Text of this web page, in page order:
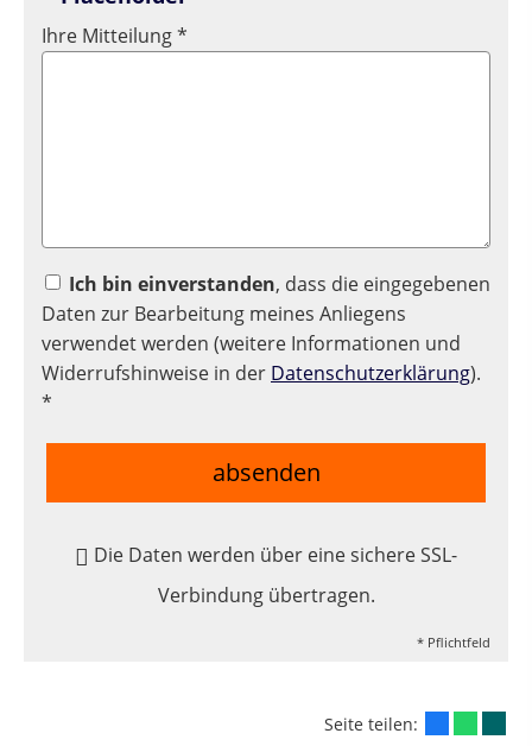
Ihre Mitteilung *
Ich bin einverstanden, dass die eingegebenen
Daten zur Bearbeitung meines Anliegens
verwendet werden (weitere Informationen und
Widerrufshinweise in der Datenschutzerklärung).
*
absenden
Die Daten werden über eine sichere SSL-
Verbindung übertragen.
* Pflichtfeld
Seite teilen: